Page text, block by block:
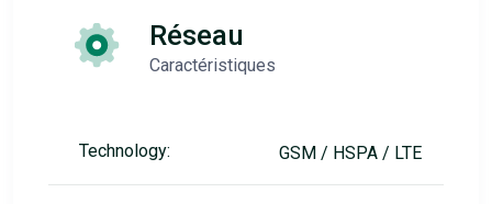
Réseau
Caractéristiques
Technology: GSM / HSPA / LTE